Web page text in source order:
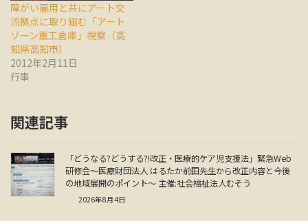
障がい雇用と共にアート交
流拠点に取り組む「アート
ゾーン藁工倉庫」視察（高
知県高知市）
2012年2月11日
行事
関連記事
「どうなる?どうする?!改正・医療的ケア児支援法」緊急Web
研修会～医療財団法人 はるたか前田先生から改正内容と今後
の地域展開のポイント～ 主催:社会福祉法人むそう
2026年8月4日